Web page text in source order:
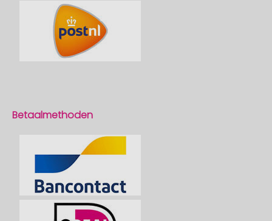
Betaalmethoden